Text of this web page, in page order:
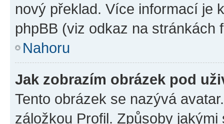
nový překlad. Více informací je
phpBB (viz odkaz na stránkách
Nahoru
Jak zobrazím obrázek pod
Tento obrázek se nazývá
záložkou Profil. Způsoby